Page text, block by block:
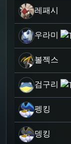
레패시
우라미
볼젝스
검구리
펭킹
뎅킹